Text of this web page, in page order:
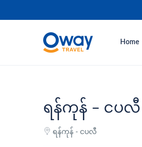
Home
ရန်ကုန် – ငပလီ
ရန်ကုန် - ငပလီ